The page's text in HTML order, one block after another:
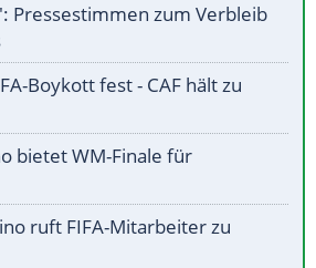
Pressestimmen zum Verbleib
Boykott fest - CAF hält zu
bietet WM-Finale für
ruft FIFA-Mitarbeiter zu